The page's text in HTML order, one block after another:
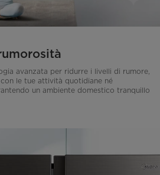
avanzata per ridurre i livelli di rumore,
le tue attività quotidiane né
un ambiente domestico tranquillo